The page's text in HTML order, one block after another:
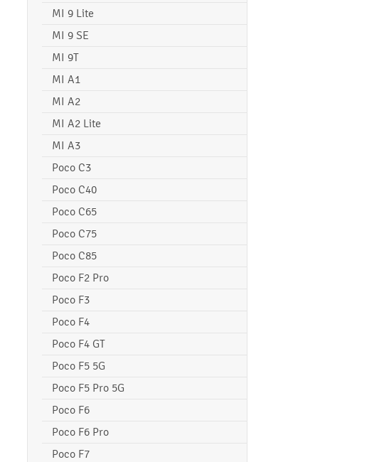
MI 9 Lite
MI 9 SE
MI 9T
MI A1
MI A2
MI A2 Lite
MI A3
Poco C3
Poco C40
Poco C65
Poco C75
Poco C85
Poco F2 Pro
Poco F3
Poco F4
Poco F4 GT
Poco F5 5G
Poco F5 Pro 5G
Poco F6
Poco F6 Pro
Poco F7